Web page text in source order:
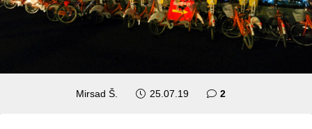
Mirsad Š. 25.07.19 2